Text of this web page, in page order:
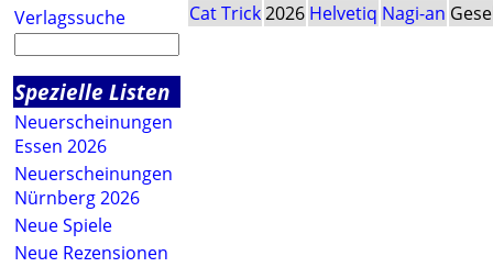
Verlagssuche
Spezielle Listen
Neuerscheinungen
Essen 2026
Neuerscheinungen
Nürnberg 2026
Neue Spiele
Neue Rezensionen
Cat Trick2026 Helvetiq Nagi-an